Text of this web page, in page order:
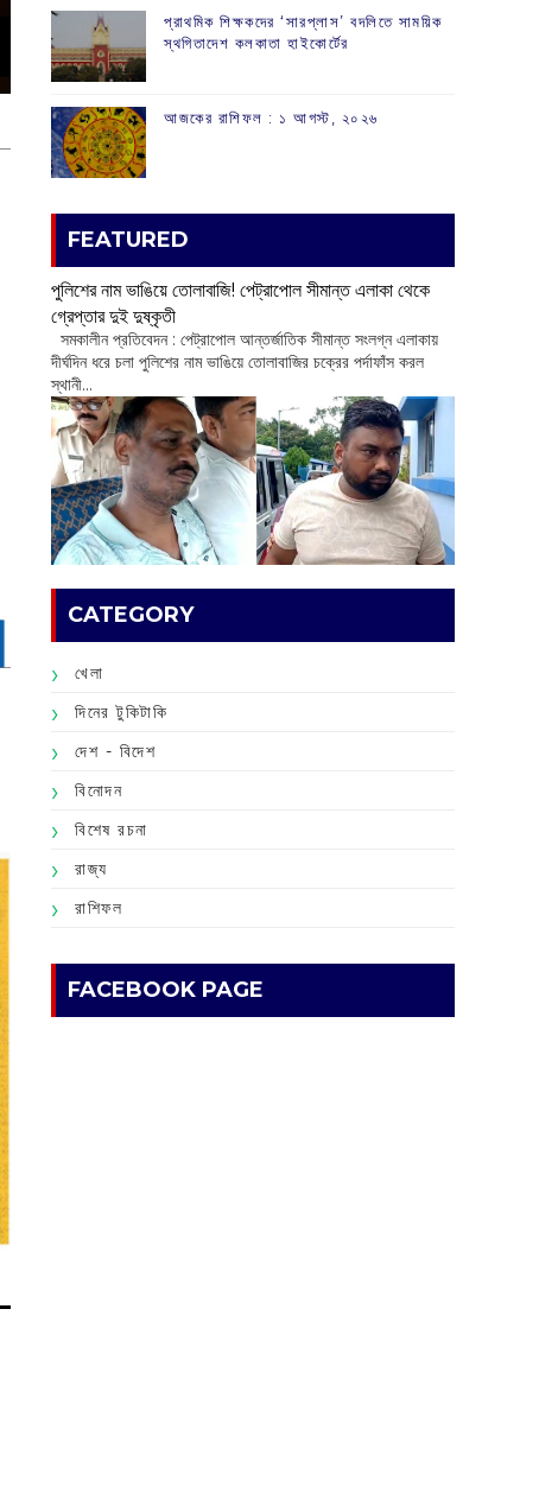
প্রাথমিক শিক্ষকদের ‘সারপ্লাস’ বদলিতে সাময়িক
স্থগিতাদেশ কলকাতা হাইকোর্টের
আজকের রাশিফল :‌ ‌‌১ আগস্ট, ২০২৬
FEATURED
পুলিশের নাম ভাঙিয়ে তোলাবাজি! পেট্রাপোল সীমান্ত এলাকা থেকে
গ্রেপ্তার দুই দুষ্কৃতী
সমকালীন প্রতিবেদন : পেট্রাপোল আন্তর্জাতিক সীমান্ত সংলগ্ন এলাকায়
দীর্ঘদিন ধরে চলা পুলিশের নাম ভাঙিয়ে তোলাবাজির চক্রের পর্দাফাঁস করল
স্থানী...
CATEGORY
খেলা
দিনের টুকিটাকি
দেশ - বিদেশ
বিনোদন
বিশেষ রচনা
রাজ্য
রাশিফল
FACEBOOK PAGE